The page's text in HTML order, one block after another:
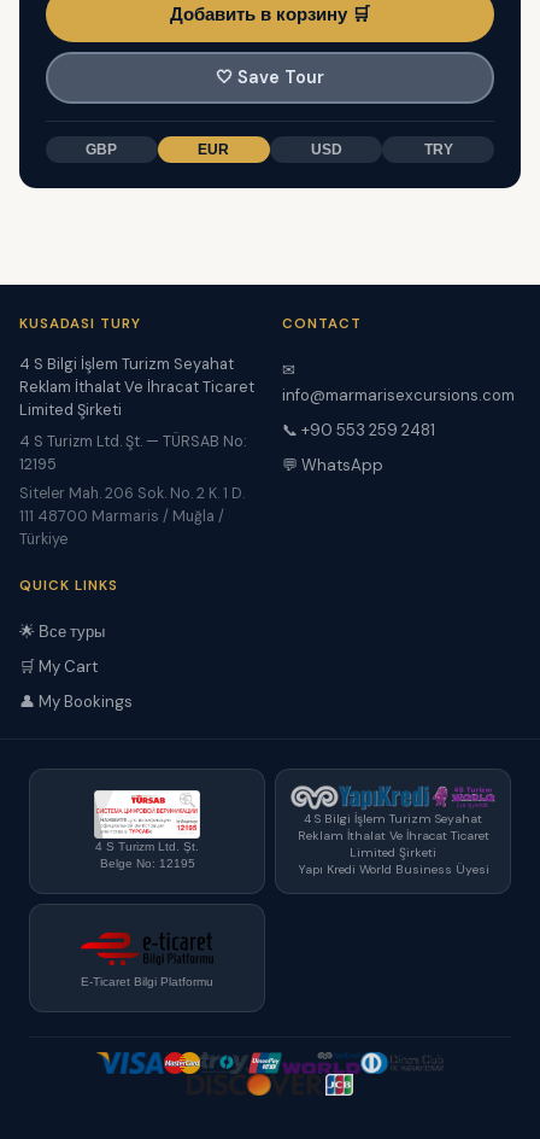
Добавить в корзину 🛒
🤍 Save Tour
GBP EUR USD TRY
KUSADASI TURY
4 S Bilgi İşlem Turizm Seyahat
Reklam İthalat Ve İhracat Ticaret
Limited Şirketi
4 S Turizm Ltd. Şt. — TÜRSAB No:
12195
Siteler Mah. 206 Sok. No. 2 K. 1 D.
111 48700 Marmaris / Muğla /
Türkiye
CONTACT
✉
info@marmarisexcursions.com
📞 +90 553 259 2481
💬 WhatsApp
QUICK LINKS
🌟 Все туры
🛒 My Cart
👤 My Bookings
4 S Turizm Ltd. Şt.
Belge No: 12195
4 S Bilgi İşlem Turizm Seyahat
Reklam İthalat Ve İhracat Ticaret
Limited Şirketi
Yapı Kredi World Business Üyesi
E-Ticaret Bilgi Platformu